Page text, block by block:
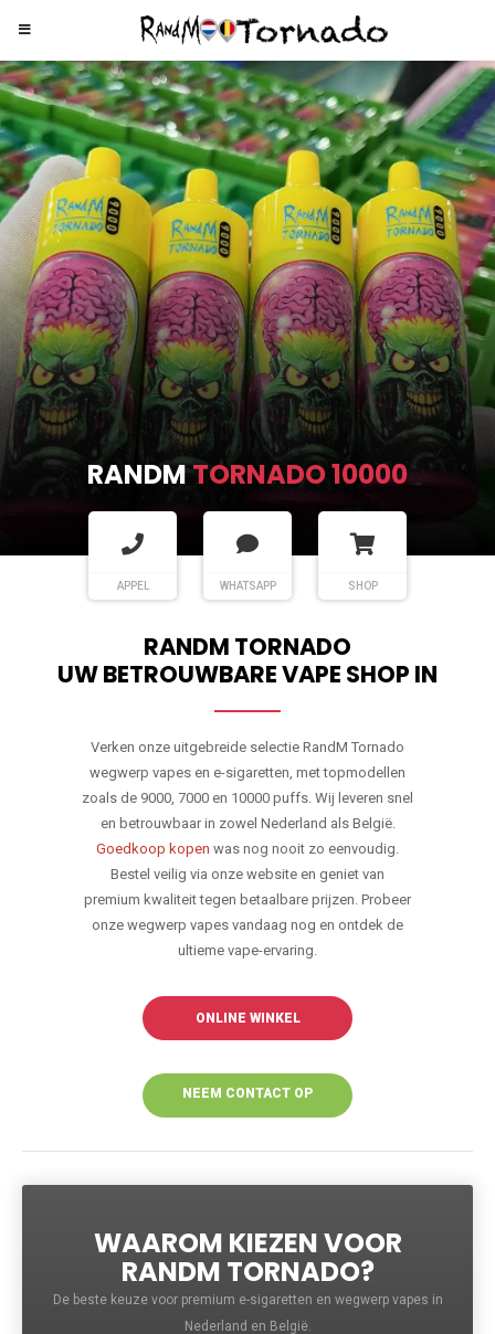
RANDMTORNADO 9000
APPEL WHATSAPP SHOP
RANDM TORNADO
UW BETROUWBARE VAPE SHOP IN
Verken onze uitgebreide selectie RandM Tornado
wegwerp vapes en e-sigaretten, met topmodellen
zoals de 9000, 7000 en 10000 puffs. Wij leveren snel
en betrouwbaar in zowel Nederland als België.
Goedkoop kopen was nog nooit zo eenvoudig.
Bestel veilig via onze website en geniet van
premium kwaliteit tegen betaalbare prijzen. Probeer
onze wegwerp vapes vandaag nog en ontdek de
ultieme vape-ervaring.
ONLINE WINKEL
NEEM CONTACT OP
WAAROM KIEZEN VOOR
RANDM TORNADO?
De beste keuze voor premium e-sigaretten en wegwerp vapes in
Nederland en België.